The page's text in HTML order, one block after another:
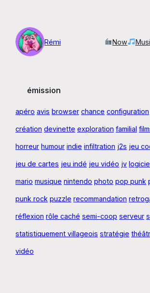
contenu
Rémi
Now
émission
apéro avis browser chance configuration
création devinette exploration familial
horreur humour indie infiltration j2s jeu
jeu de cartes jeu indé jeu vidéo jv
mario musique nintendo photo pop punk
punk rock puzzle recommandation
réflexion rôle caché semi-coop serveur
statistiquement villageois stratégie
vidéo